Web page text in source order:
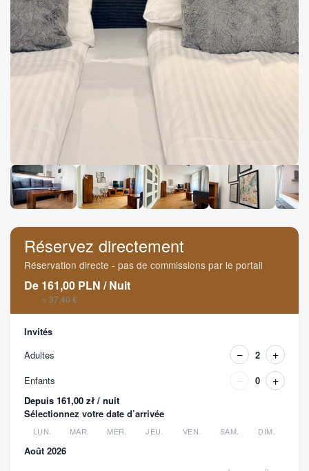
Réservez directement
Réservation directe - pas de commissions par le portail
De 161,00 PLN
≈ 37,40 €
/Nuit
Invités
Adultes
− 2 +
Enfants − 0 +
Depuis 161,00 zł / nuit
Sélectionnez votre date d’arrivée
LUN. MAR. MER. JEU. VEN. SAM. DIM.
Août 2026